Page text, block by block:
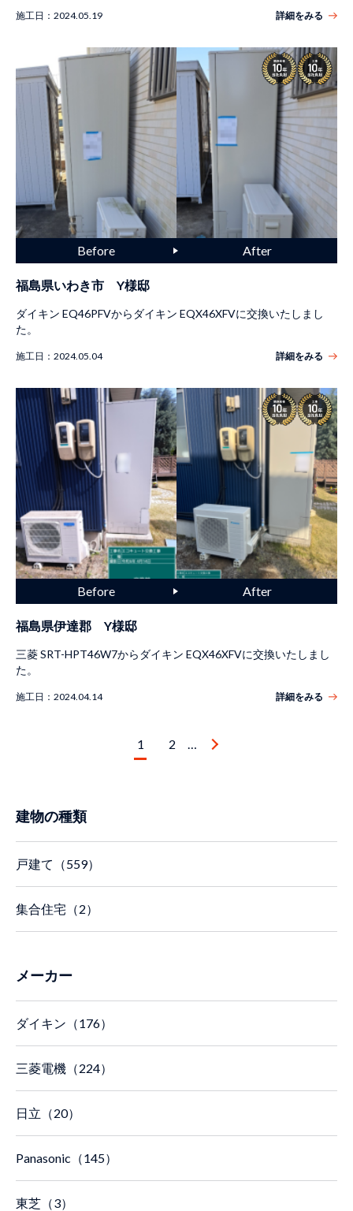
施工日： 2024.05.19 詳細をみる
福島県いわき市 Y様邸
ダイキン EQ46PFVからダイキン EQX46XFVに交換いたしまし
た。
施工日： 2024.05.04 詳細をみる
福島県伊達郡 Y様邸
三菱 SRT-HPT46W7からダイキン EQX46XFVに交換いたしまし
た。
施工日： 2024.04.14 詳細をみる
1 2
建物の種類
戸建て（559）
集合住宅（2）
メーカー
ダイキン（176）
三菱電機（224）
日立（20）
Panasonic（145）
東芝（3）